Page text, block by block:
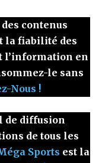
contenus
la fiabilité des
l’information en
le sans
Nous !
de diffusion
de tous les
Sports est la